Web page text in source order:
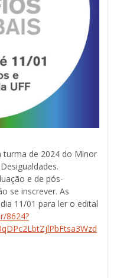
turma de 2024 do Minor
e de pós-
se inscrever. As
11/01 para ler o edital
8624?